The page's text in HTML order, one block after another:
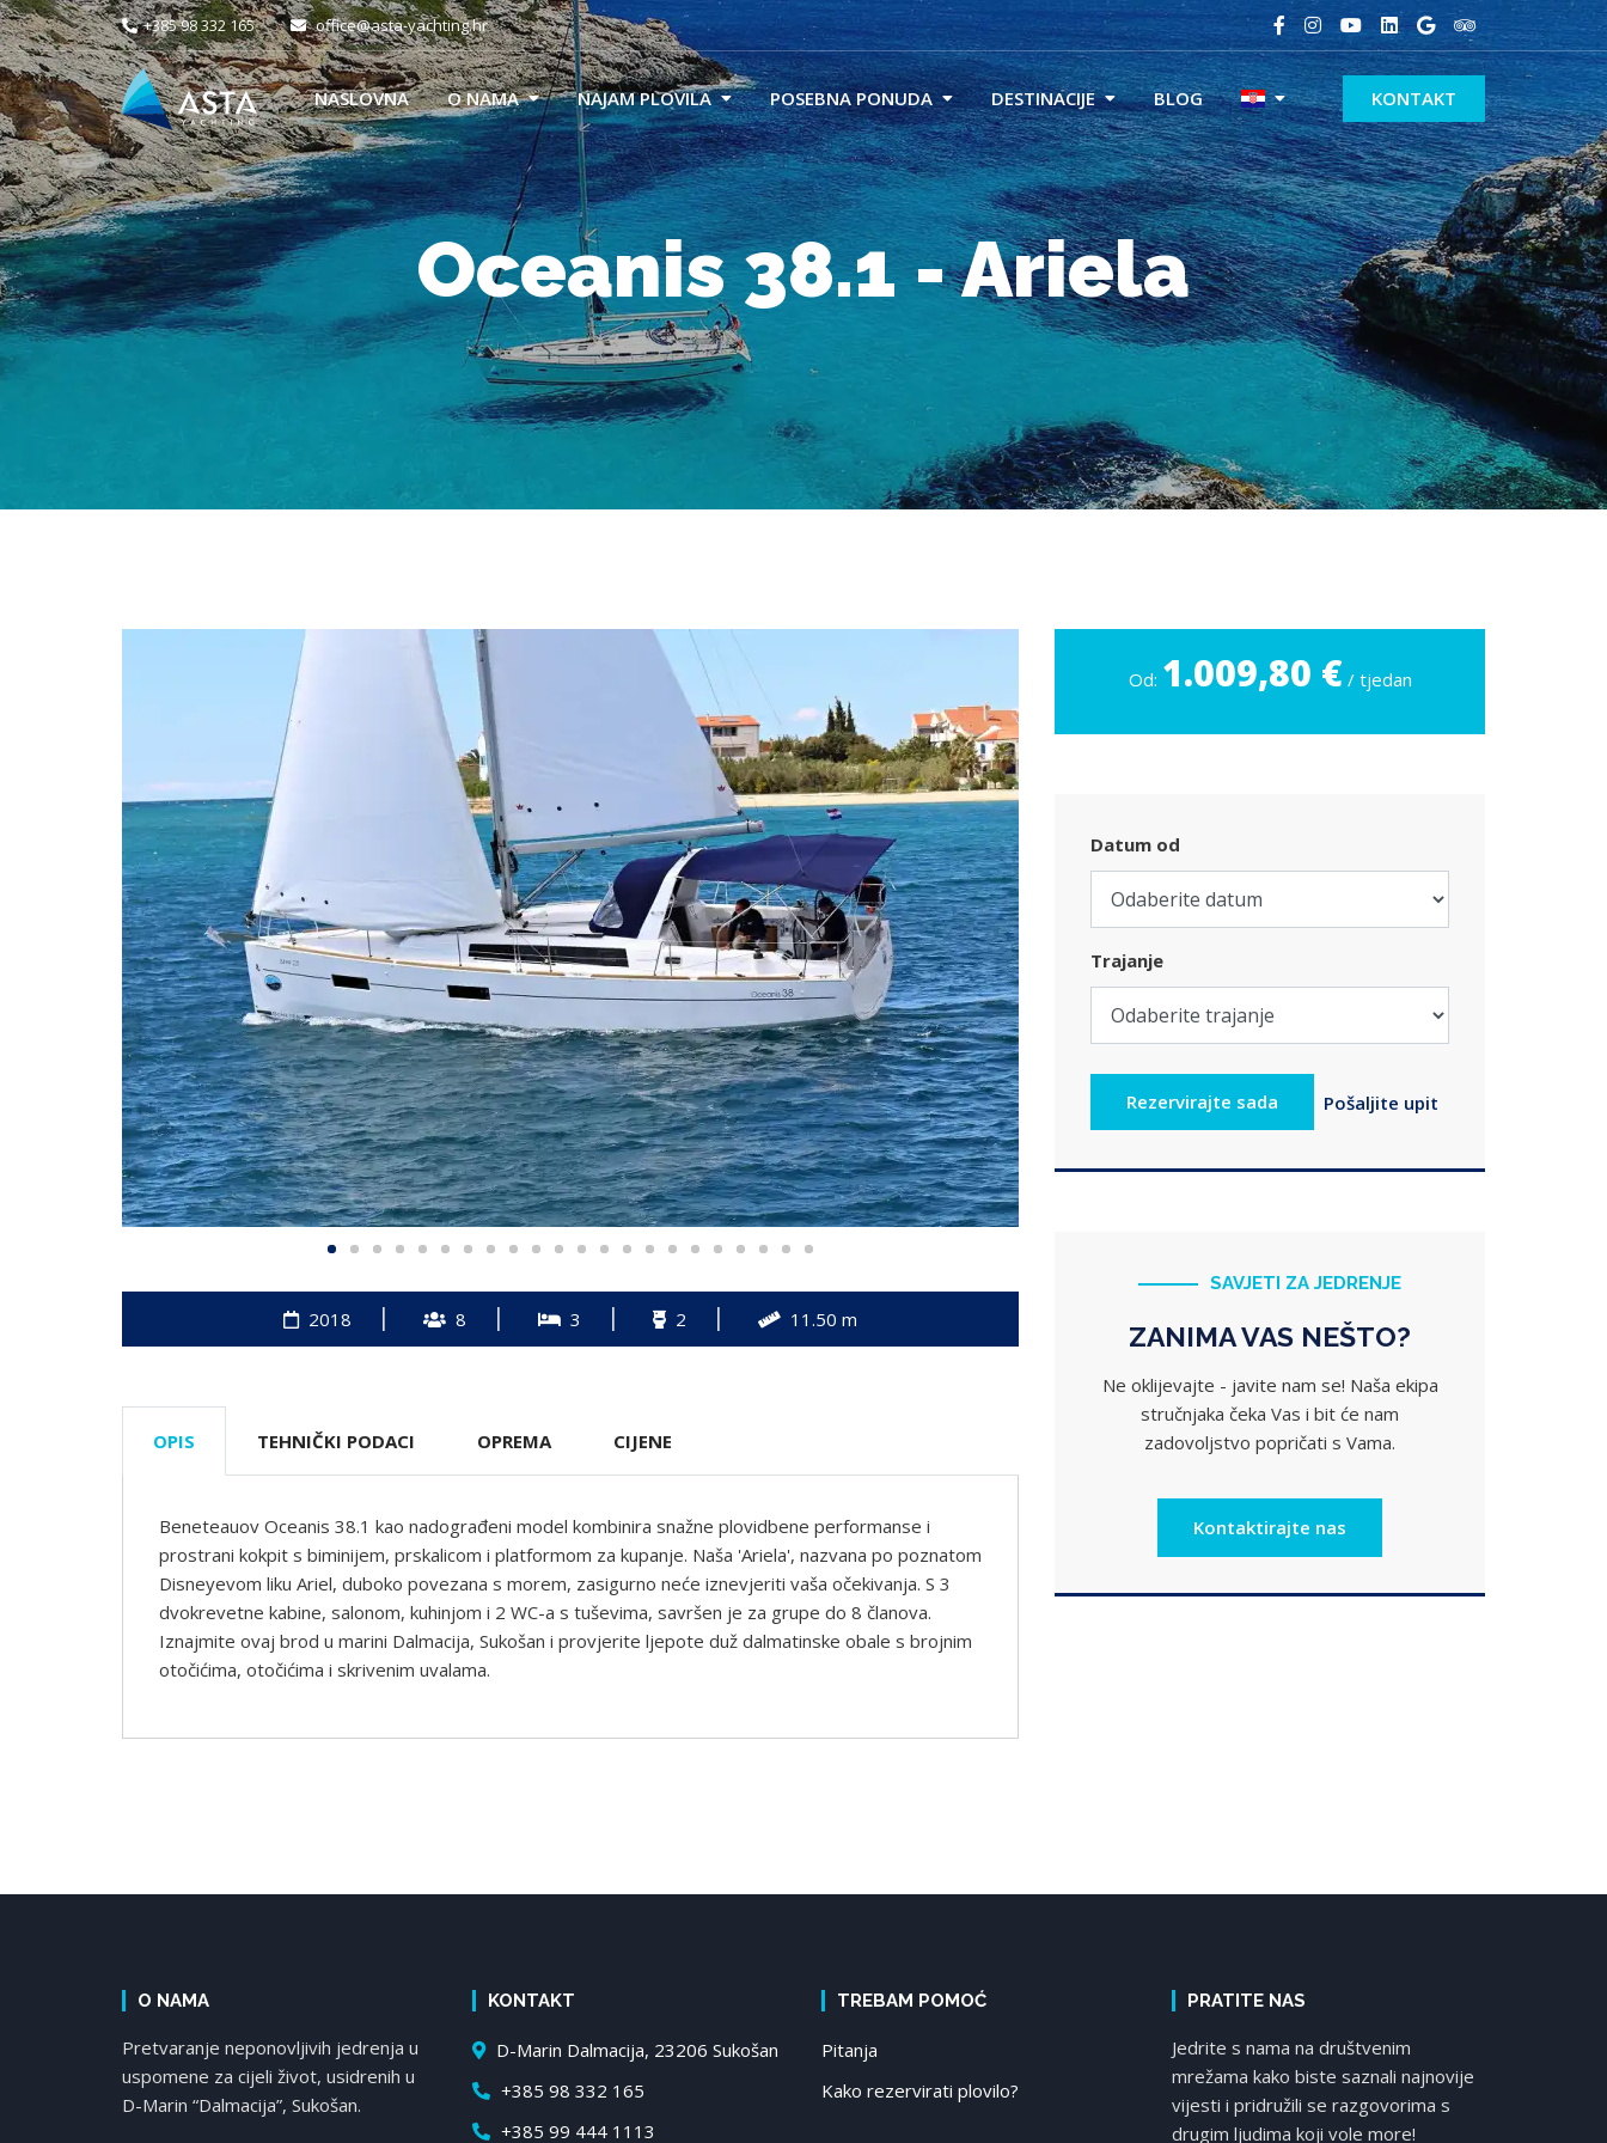
+385 98 332 165 office@asta-yachting.hr
NASLOVNA O NAMA NAJAM PLOVILA POSEBNA PONUDA DESTINACIJE BLOG KONTAKT
Oceanis 38.1 - Ariela
2018 8 3 2 11.50 m
OPIS TEHNIČKI PODACI OPREMA CIJENE
Beneteauov Oceanis 38.1 kao nadograđeni model kombinira snažne plovidbene performanse i
prostrani kokpit s biminijem, prskalicom i platformom za kupanje. Naša 'Ariela', nazvana po poznatom
Disneyevom liku Ariel, duboko povezana s morem, zasigurno neće iznevjeriti vaša očekivanja. S 3
dvokrevetne kabine, salonom, kuhinjom i 2 WC-a s tuševima, savršen je za grupe do 8 članova.
Iznajmite ovaj brod u marini Dalmacija, Sukošan i provjerite ljepote duž dalmatinske obale s brojnim
otočićima, otočićima i skrivenim uvalama.
Od: 1.009,80 € / tjedan
Datum od
Trajanje
SAVJETI ZA JEDRENJE
ZANIMA VAS NEŠTO?
Ne oklijevajte - javite nam se! Naša ekipa
stručnjaka čeka Vas i bit će nam
zadovoljstvo popričati s Vama.
Kontaktirajte nas
O NAMA
Pretvaranje neponovljivih jedrenja u
uspomene za cijeli život, usidrenih u
D-Marin “Dalmacija”, Sukošan.
KONTAKT
D-Marin Dalmacija, 23206 Sukošan
+385 98 332 165
+385 99 444 1113
TREBAM POMOĆ
Pitanja
Kako rezervirati plovilo?
PRATITE NAS
Jedrite s nama na društvenim
mrežama kako biste saznali najnovije
vijesti i pridružili se razgovorima s
drugim ljudima koji vole more!